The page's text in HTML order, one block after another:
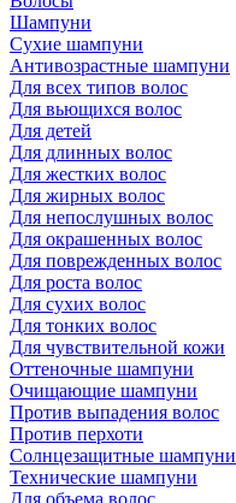
Шампуни
Сухие шампуни
Антивозрастные шампуни
Для всех типов волос
Для вьющихся волос
Для детей
Для длинных волос
Для жестких волос
Для жирных волос
Для непослушных волос
Для окрашенных волос
Для поврежденных волос
Для роста волос
Для сухих волос
Для тонких волос
Для чувствительной кожи
Оттеночные шампуни
Очищающие шампуни
Против выпадения волос
Против перхоти
Солнцезащитные шампуни
Технические шампуни
Для объема волос